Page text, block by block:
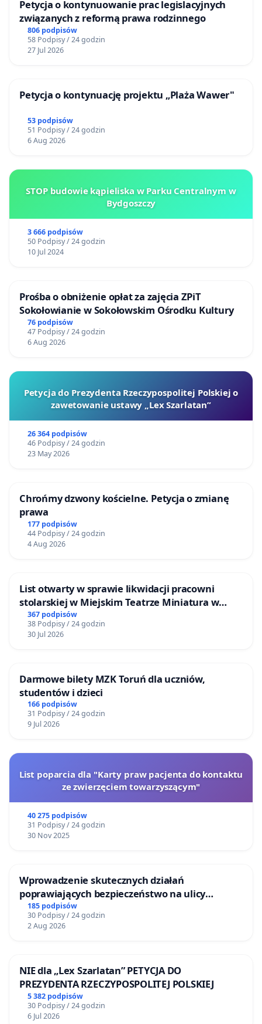
Petycja o kontynuowanie prac legislacyjnych
związanych z reformą prawa rodzinnego
806 podpisów
58 Podpisy / 24 godzin
27 Jul 2026
Petycja o kontynuację projektu „Plaża Wawer"
53 podpisów
51 Podpisy / 24 godzin
6 Aug 2026
STOP budowie kąpieliska w Parku Centralnym w
Bydgoszczy
3 666 podpisów
50 Podpisy / 24 godzin
10 Jul 2024
Prośba o obniżenie opłat za zajęcia ZPiT
Sokołowianie w Sokołowskim Ośrodku Kultury
76 podpisów
47 Podpisy / 24 godzin
6 Aug 2026
Petycja do Prezydenta Rzeczypospolitej Polskiej o
zawetowanie ustawy „Lex Szarlatan”
26 364 podpisów
46 Podpisy / 24 godzin
23 May 2026
Chrońmy dzwony kościelne. Petycja o zmianę
prawa
177 podpisów
44 Podpisy / 24 godzin
4 Aug 2026
List otwarty w sprawie likwidacji pracowni
stolarskiej w Miejskim Teatrze Miniatura w
Gdańsku
367 podpisów
38 Podpisy / 24 godzin
30 Jul 2026
Darmowe bilety MZK Toruń dla uczniów,
studentów i dzieci
166 podpisów
31 Podpisy / 24 godzin
9 Jul 2026
List poparcia dla "Karty praw pacjenta do kontaktu
ze zwierzęciem towarzyszącym"
40 275 podpisów
31 Podpisy / 24 godzin
30 Nov 2025
Wprowadzenie skutecznych działań
poprawiających bezpieczeństwo na ulicy
Żeromskiego w Otwocku
185 podpisów
30 Podpisy / 24 godzin
2 Aug 2026
NIE dla „Lex Szarlatan” PETYCJA DO
PREZYDENTA RZECZYPOSPOLITEJ POLSKIEJ
5 382 podpisów
30 Podpisy / 24 godzin
6 Jul 2026